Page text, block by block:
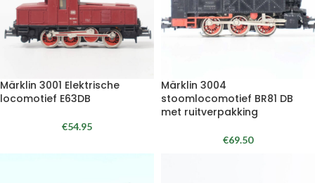
Märklin 3001 Elektrische
locomotief E63DB
€54.95
Märklin 3004
stoomlocomotief BR81 DB
met ruitverpakking
€69.50